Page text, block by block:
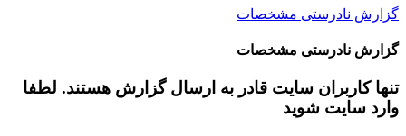
گزارش نادرستی مشخصات
گزارش نادرستی مشخصات
تنها کاربران سایت قادر به ارسال گزارش هستند. لطفا
وارد سایت شوید